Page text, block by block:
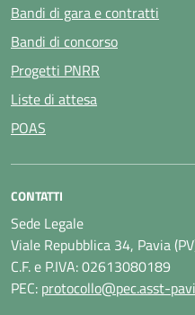
Bandi di gara e contratti
Bandi di concorso
Progetti PNRR
Liste di attesa
POAS
CONTATTI
Sede Legale
Viale Repubblica 34, Pavia
C.F. e P.IVA: 02613080189
PEC: protocollo@pec.asst-